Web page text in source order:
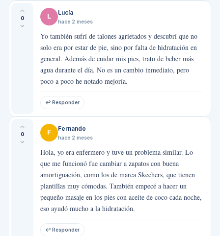
0 L Lucía
hace 2 meses
Yo también sufrí de talones agrietados y descubrí que no
solo era por estar de pie, sino por falta de hidratación en
general. Además de cuidar mis pies, trato de beber más
agua durante el día. No es un cambio inmediato, pero
poco a poco he notado mejoría.
↩ Responder
0 F Fernando
hace 2 meses
Hola, yo era enfermero y tuve un problema similar. Lo
que me funcionó fue cambiar a zapatos con buena
amortiguación, como los de marca Skechers, que tienen
plantillas muy cómodas. También empecé a hacer un
pequeño masaje en los pies con aceite de coco cada noche,
eso ayudó mucho a la hidratación.
↩ Responder